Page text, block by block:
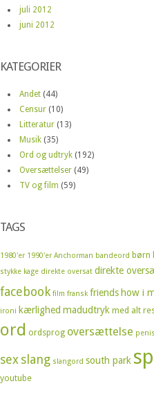
juli 2012
juni 2012
KATEGORIER
Andet (44)
Censur (10)
Litteratur (13)
Musik (35)
Ord og udtryk (192)
Oversættelser (49)
TV og film (59)
TAGS
1980'er 1990'er Anchorman bandeord børn
stykke kage direkte oversat direkte
facebook film fransk friends how i
ironi kærlighed madudtryk med alt
ord ordsprog oversættelse penis
sexslang slangord south park
youtube